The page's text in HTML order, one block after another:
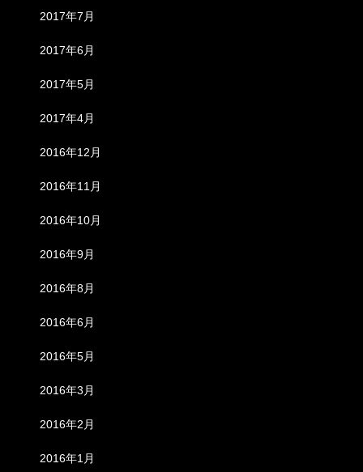
2017年7月
2017年6月
2017年5月
2017年4月
2016年12月
2016年11月
2016年10月
2016年9月
2016年8月
2016年6月
2016年5月
2016年3月
2016年2月
2016年1月